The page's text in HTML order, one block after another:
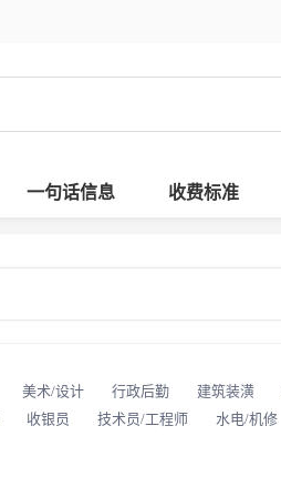
一句话信息 收费标准
美术/设计 行政后勤 建筑装潢
收银员 技术员/工程师 水电/机修